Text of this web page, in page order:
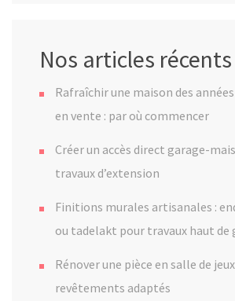
Nos articles récents
Rafraîchir une maison des
en vente : par où commencer
Créer un accès direct garage-
travaux d’extension
Finitions murales artisanales :
ou tadelakt pour travaux haut de
Rénover une pièce en salle de
revêtements adaptés